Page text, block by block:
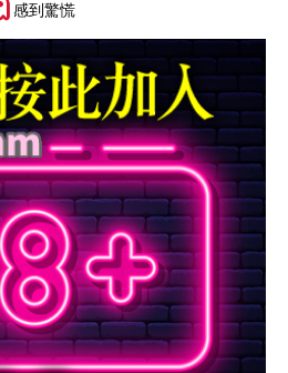
感到驚慌